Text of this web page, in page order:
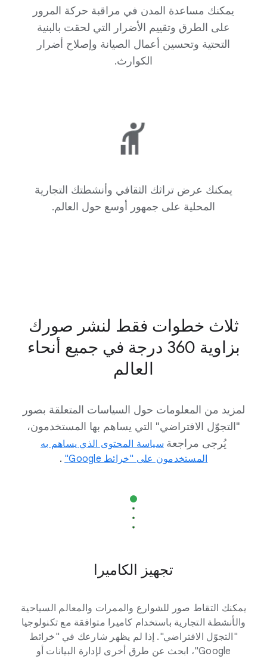
يمكنك مساعدة المدن في مراقبة حركة المرور
على الطرق وتقييم الأضرار التي لحقت بالبنية
التحتية وتحسين أعمال الصيانة وإصلاح أضرار
الكوارث.
يمكنك عرض تراثك الثقافي وأنشطتك التجارية
المحلية على جمهور أوسع حول العالم.
ثلاث خطوات فقط لنشر صورك
بزاوية 360 درجة في جميع أنحاء
العالم
لمزيد من المعلومات حول السياسات المتعلقة بصور
"التجوّل الافتراضي" التي يساهم بها المستخدمون،
يُرجى مراجعة سياسة المحتوى الذي يساهم به
المستخدمون على "خرائط Google‏"
.
تجهيز الكاميرا
يمكنك التقاط صور للشوارع والممرات والمعالم السياحية
والأنشطة التجارية باستخدام كاميرا متوافقة مع تكنولوجيا
"التجوّل الافتراضي". إذا لم يظهر شارعك في "خرائط
Google"، ابحث عن طرق أخرى لإدارة البيانات أو